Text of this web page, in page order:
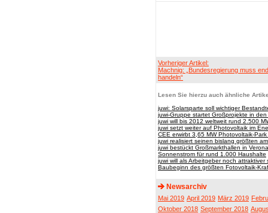
Vorheriger Artikel:
Machnig: „Bundesregierung muss
handeln“
Lesen Sie hierzu auch ähnliche
juwi: Solarsparte soll wichtiger
juwi-Gruppe startet Großprojekte in den
juwi will bis 2012 weltweit rund 2.500
juwi setzt weiter auf Photovoltaik im
CEE erwirbt 3,65 MW Photovoltaik-
juwi realisiert seinen bislang größten
juwi bestückt Großmarkthallen in
Sonnenstrom für rund 1.000 Haushalte
juwi will als Arbeitgeber noch attraktiver
Baubeginn des größten Fotovoltaik-
Newsarchiv
Mai 2019 April 2019 März 2019
Oktober 2018 September 2018